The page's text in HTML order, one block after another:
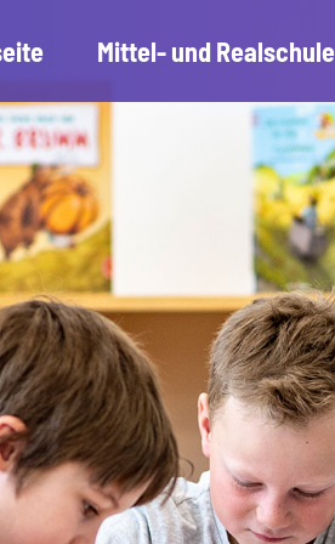
Mittel- und Realschule